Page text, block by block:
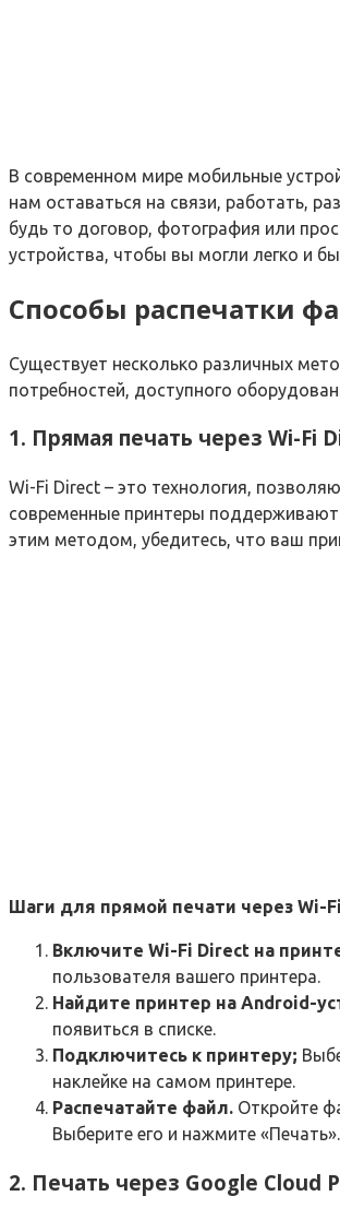
В современном мире мобильные
нам оставаться на связи, работать,
будь то договор, фотография или
устройства, чтобы вы могли легко и
Способы распечатки
Существует несколько различных
потребностей, доступного
1. Прямая печать через Wi-Fi
Wi-Fi Direct – это технология,
современные принтеры
этим методом, убедитесь, что ваш
Шаги для прямой печати через Wi-
Включите Wi-Fi Direct на
пользователя вашего принтера.
Найдите принтер на Android-
появиться в списке.
Подключитесь к принтеру;
наклейке на самом принтере.
Распечатайте файл. Откройте
Выберите его и нажмите «Печать».
2. Печать через Google